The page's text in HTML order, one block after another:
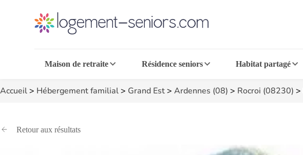
Maison de retraite Résidence seniors Habitat partagé
Accueil> Hébergement familial> Grand Est> Ardennes (08) > Rocroi (08230) >
Retour aux résultats